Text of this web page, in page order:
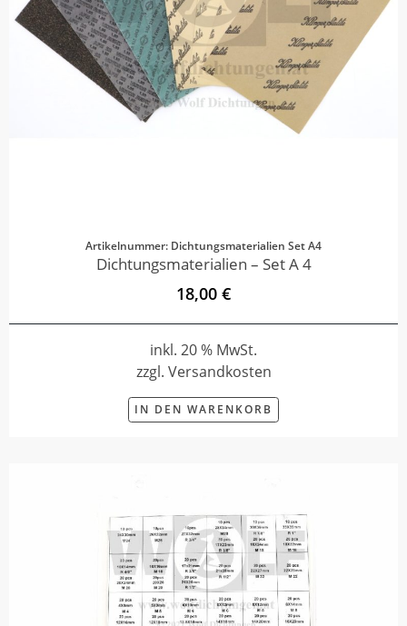
Artikelnummer: Dichtungsmaterialien Set A4
Dichtungsmaterialien – Set A 4
18,00 €
inkl. 20 % MwSt.
zzgl. Versandkosten
IN DEN WARENKORB